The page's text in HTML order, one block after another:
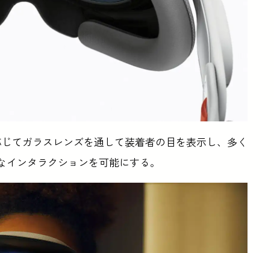
てガラスレンズを通して装着者の目を表示し、多く
ンタラクションを可能にする。